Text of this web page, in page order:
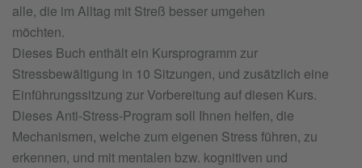
alle, die im Alltag mit Streß besser umgehen
Dieses Buch enthält ein Kursprogramm zur
Stressbewältigung in 10 Sitzungen, und zusätzlich eine
Einführungssitzung zur Vorbereitung auf diesen Kurs.
Dieses Anti-Stress-Program soll Ihnen helfen, die
Mechanismen, welche zum eigenen Stress führen, zu
erkennen, und mit mentalen bzw. kognitiven und